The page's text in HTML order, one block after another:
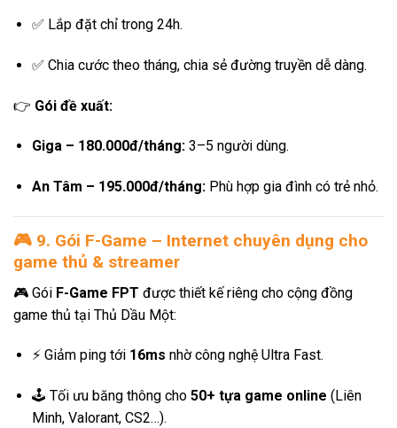
✅ Lắp đặt chỉ trong 24h.
✅ Chia cước theo tháng, chia sẻ đường truyền dễ dàng.
👉 Gói đề xuất:
Giga – 180.000đ/tháng:3–5 người dùng.
An Tâm – 195.000đ/tháng:Phù hợp gia đình có trẻ nhỏ.
🎮 9. Gói F-Game – Internet chuyên dụng cho
game thủ & streamer
🎮 Gói F-Game FPT được thiết kế riêng cho cộng đồng
game thủ tại Thủ Dầu Một:
⚡ Giảm ping tới 16ms nhờ công nghệ Ultra Fast.
🕹️ Tối ưu băng thông cho 50+ tựa game online (Liên
Minh, Valorant, CS2…).